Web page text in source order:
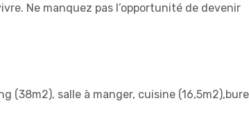
Ne manquez pas l’opportunité de devenir
(38m2), salle à manger, cuisine